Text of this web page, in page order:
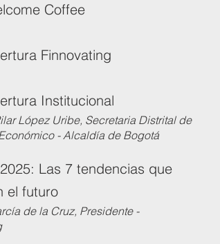
Coffee
Finnovating
Institucional
López Uribe, Secretaria Distrital de
- Alcaldía de Bogotá
Las 7 tendencias que
el futuro
de la Cruz, Presidente -